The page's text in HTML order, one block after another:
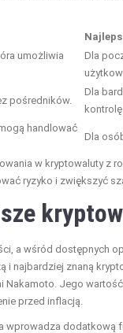
umożliwia
Dla
pośredników.
Dla
handlować
Dla
w kryptowaluty z
ryzyko i zwiększyć
a wśród dostępnych
i najbardziej znaną
Jego
przed inflacją.
wprowadza